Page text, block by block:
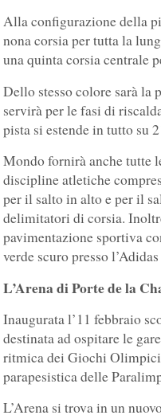
Alla configurazione della
nona corsia per tutta la
una quinta corsia centrale
Dello stesso colore sarà
servirà per le fasi di
pista si estende in tutto su
Mondo fornirà anche tutte
discipline atletiche
per il salto in alto e per il
delimitatori di corsia.
pavimentazione sportiva
verde scuro presso
L’Arena di Porte de la
Inaugurata l’11 febbraio
destinata ad ospitare le
ritmica dei Giochi
parapesistica delle
L’Arena si trova in un